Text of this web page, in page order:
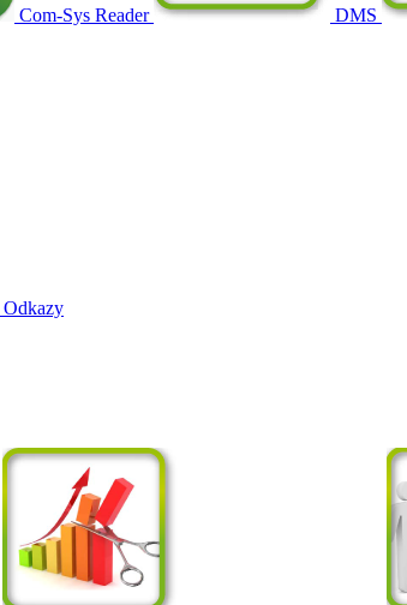
Com-Sys Reader DMS
Odkazy